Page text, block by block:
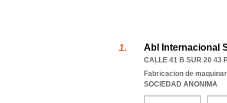
Abl Internacional
CALLE 41 B SUR 20 43
Fabricacion de
SOCIEDAD ANONIMA